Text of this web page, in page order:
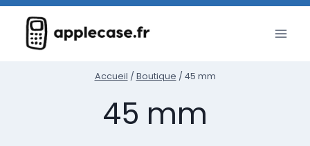
Accueil / Boutique / 45 mm
45 mm